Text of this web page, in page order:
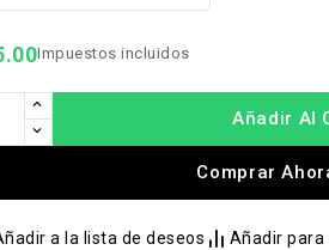
Impuestos incluidos
Añadir Al
Comprar
a la lista de deseos Añadir